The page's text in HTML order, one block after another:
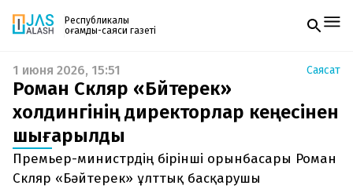
Республикалық
қоғамдық-саяси газеті
Жаңалықтар
Спорт
Live
Руханият
Аймақ
Архив
Заң және тәртіп
Газетке жазылу
PDF форматтағы газетті ай сайын электронды
поштаңызға алып отырыңыз. Жаңа нөмір
шыққан сәтте сізге бірден жіберіледі. Тек email
енгізіңіз, біз қалғанын өзіміз жібереміз.
1 июня 2026, 15:51 Саясат
Роман Скляр «Бәйтерек»
холдингінің директорлар кеңесінен
шығарылды
Премьер-министрдің бірінші орынбасары Роман
Скляр «Бәйтерек» ұлттық басқарушы